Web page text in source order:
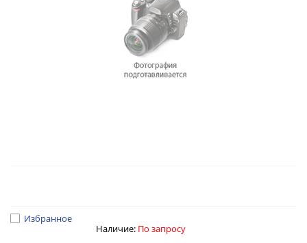
Избранное
Наличие: По запросу